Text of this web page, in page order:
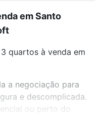
em Santo
quartos à venda em
a negociação para
e descomplicada.
ou perto do